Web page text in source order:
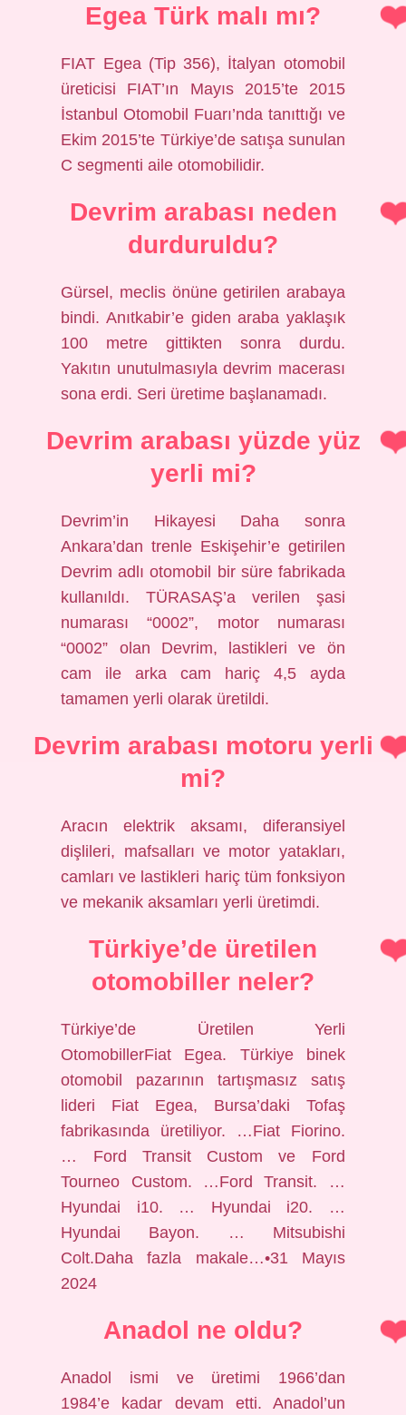
Egea Türk malı mı?
FIAT Egea (Tip 356), İtalyan otomobil
üreticisi FIAT’ın Mayıs 2015’te 2015
İstanbul Otomobil Fuarı’nda tanıttığı ve
Ekim 2015’te Türkiye’de satışa sunulan
C segmenti aile otomobilidir.
Devrim arabası neden
durduruldu?
Gürsel, meclis önüne getirilen arabaya
bindi. Anıtkabir’e giden araba yaklaşık
100 metre gittikten sonra durdu.
Yakıtın unutulmasıyla devrim macerası
sona erdi. Seri üretime başlanamadı.
Devrim arabası yüzde yüz
yerli mi?
Devrim’in Hikayesi Daha sonra
Ankara’dan trenle Eskişehir’e getirilen
Devrim adlı otomobil bir süre fabrikada
kullanıldı. TÜRASAŞ’a verilen şasi
numarası “0002”, motor numarası
“0002” olan Devrim, lastikleri ve ön
cam ile arka cam hariç 4,5 ayda
tamamen yerli olarak üretildi.
Devrim arabası motoru yerli
mi?
Aracın elektrik aksamı, diferansiyel
dişlileri, mafsalları ve motor yatakları,
camları ve lastikleri hariç tüm fonksiyon
ve mekanik aksamları yerli üretimdi.
Türkiye’de üretilen
otomobiller neler?
Türkiye’de Üretilen Yerli
OtomobillerFiat Egea. Türkiye binek
otomobil pazarının tartışmasız satış
lideri Fiat Egea, Bursa’daki Tofaş
fabrikasında üretiliyor. …Fiat Fiorino.
… Ford Transit Custom ve Ford
Tourneo Custom. …Ford Transit. …
Hyundai i10. … Hyundai i20. …
Hyundai Bayon. … Mitsubishi
Colt.Daha fazla makale…•31 Mayıs
2024
Anadol ne oldu?
Anadol ismi ve üretimi 1966’dan
1984’e kadar devam etti. Anadol’un